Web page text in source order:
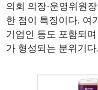
의회 의장·운영위원
한 점이 특징이다. 여
기업인 등도 포함되
가 형성되는 분위기다.